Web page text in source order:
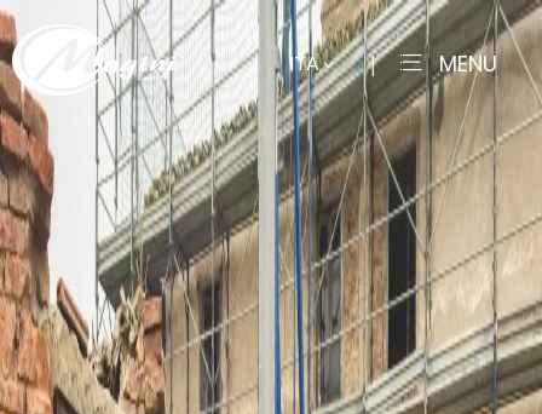
ITA MENU